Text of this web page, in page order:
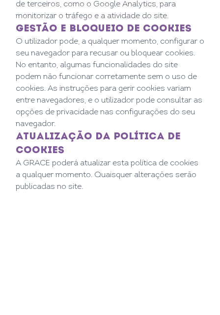
de terceiros, como o Google Analytics, para
monitorizar o tráfego e a atividade do site.
GESTÃO E BLOQUEIO DE COOKIES
O utilizador pode, a qualquer momento, configurar o
seu navegador para recusar ou bloquear cookies.
No entanto, algumas funcionalidades do site
podem não funcionar corretamente sem o uso de
cookies. As instruções para gerir cookies variam
entre navegadores, e o utilizador pode consultar as
opções de privacidade nas configurações do seu
navegador.
ATUALIZAÇÃO DA POLÍTICA DE
COOKIES
A GRACE poderá atualizar esta política de cookies
a qualquer momento. Quaisquer alterações serão
publicadas no site.